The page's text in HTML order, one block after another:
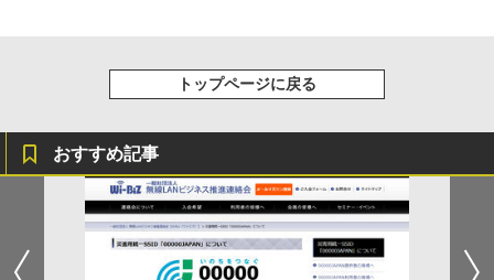
トップページに戻る
おすすめ記事